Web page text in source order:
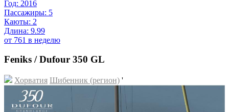
Год: 2016
Пассажиры: 5
Каюты: 2
Длина: 9.99
от 761 в неделю
Feniks / Dufour 350 GL
Хорватия Шибенник (регион) '